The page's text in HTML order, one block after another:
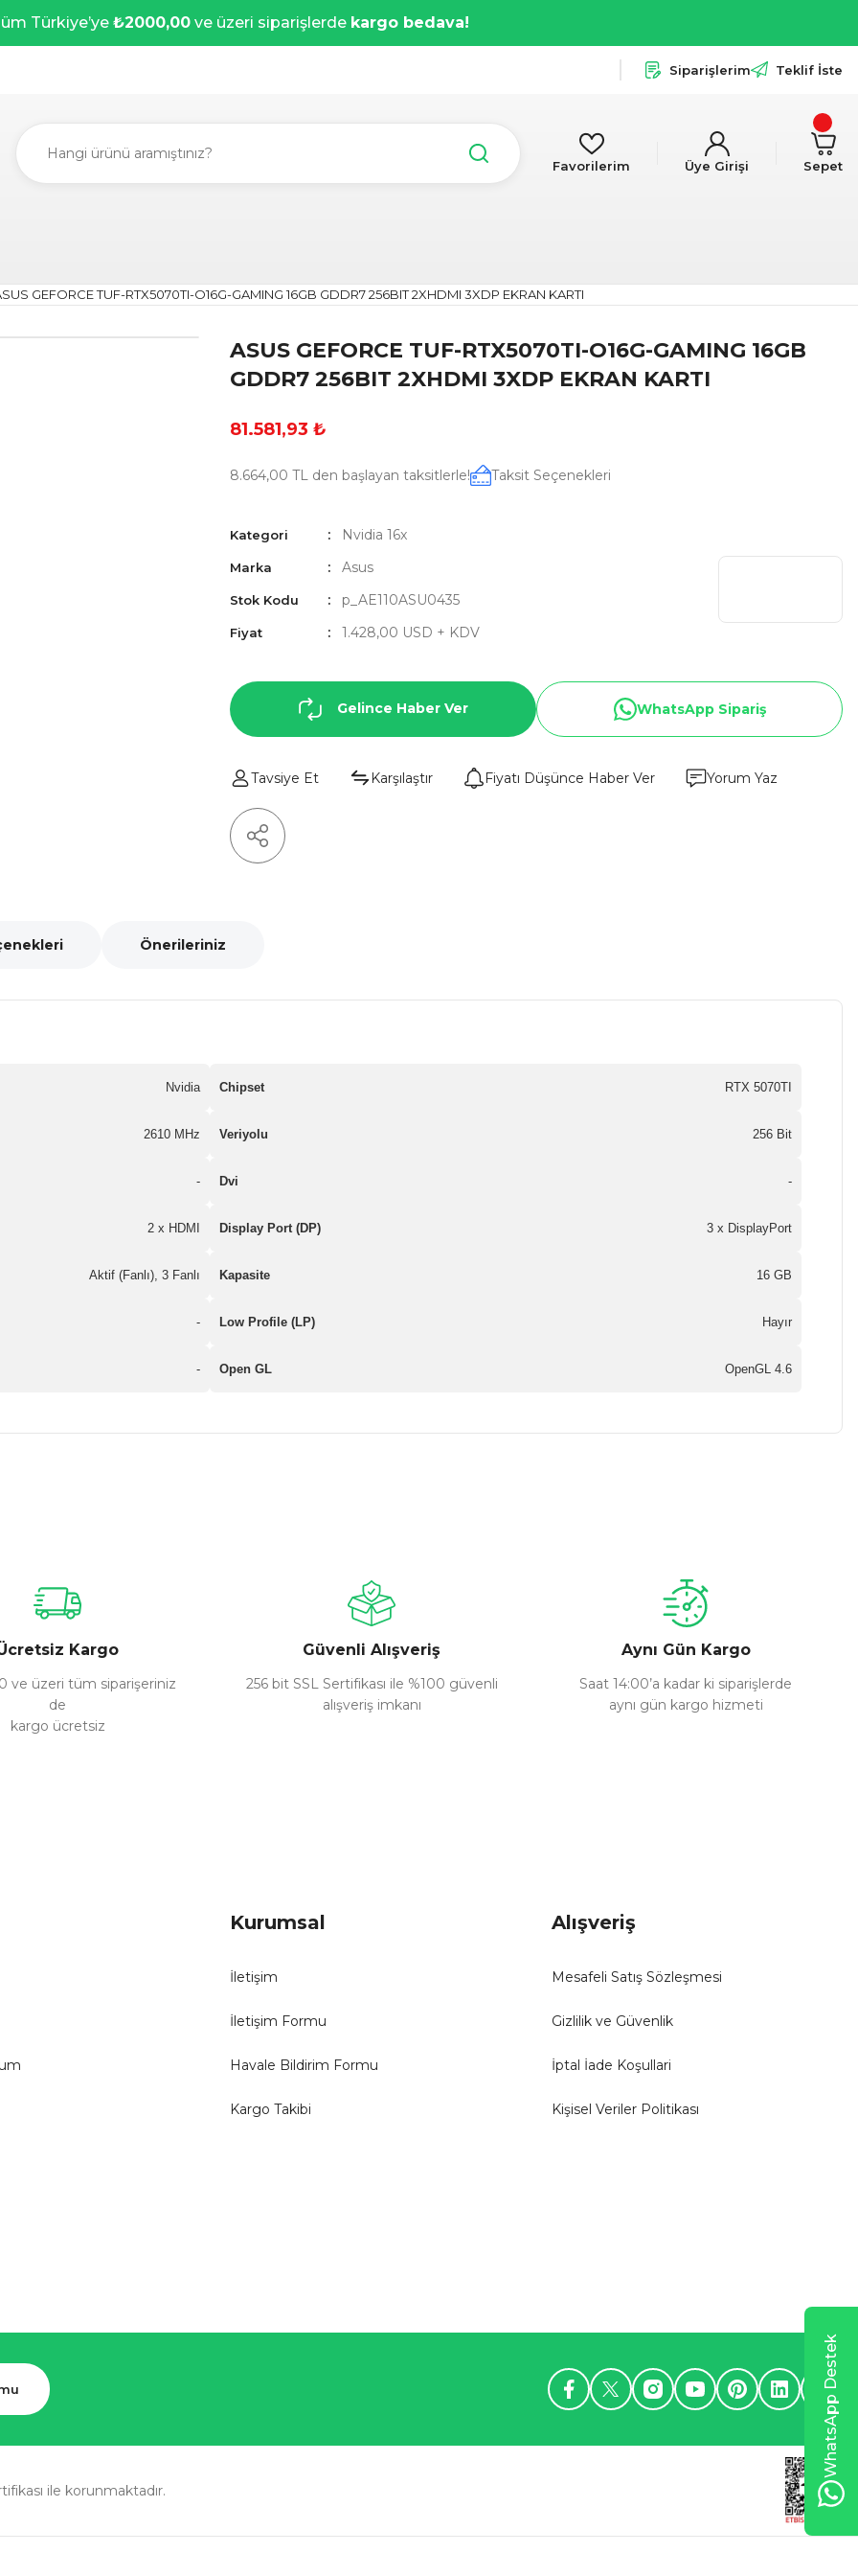
Türkiye’ye ₺2000,00 ve üzeri siparişlerde kargo bedava!
Siparişlerim Teklif İste
Favorilerim Üye Girişi Sepet
GEFORCE TUF-RTX5070TI-O16G-GAMING 16GB GDDR7 256BIT 2XHDMI 3XDP EKRAN KARTI
ASUS GEFORCE TUF-RTX5070TI-O16G-GAMING 16GB
GDDR7 256BIT 2XHDMI 3XDP EKRAN KARTI
81.581,93 ₺
8.664,00 TL den başlayan taksitlerle! Taksit Seçenekleri
Kategori Nvidia 16x
Marka Asus
Stok Kodu p_AE110ASU0435
Fiyat 1.428,00 USD + KDV
Gelince Haber Ver WhatsApp Sipariş
Tavsiye Et Karşılaştır Fiyatı Düşünce Haber Ver Yorum Yaz
Önerileriniz
Nvidia Chipset RTX 5070TI
2610 MHz Veriyolu 256 Bit
- Dvi -
2 x HDMI Display Port (DP) 3 x DisplayPort
Aktif (Fanlı), 3 Fanlı Kapasite 16 GB
- Low Profile (LP) Hayır
- Open GL OpenGL 4.6
Kargo
ve üzeri tüm siparişeriniz
de
kargo ücretsiz
Güvenli Alışveriş
256 bit SSL Sertifikası ile %100 güvenli
alışveriş imkanı
Aynı Gün Kargo
Saat 14:00’a kadar ki siparişlerde
aynı gün kargo hizmeti
Kurumsal
İletişim
İletişim Formu
Havale Bildirim Formu
Kargo Takibi
Alışveriş
Mesafeli Satış Sözleşmesi
Gizlilik ve Güvenlik
İptal İade Koşullari
Kişisel Veriler Politikası
ile korunmaktadır.
WhatsApp Destek